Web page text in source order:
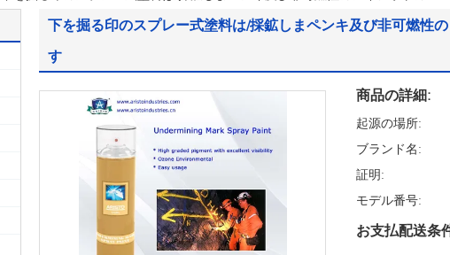
下を掘る印のスプレー式塗料は/採鉱しまペンキ及び非可燃性
す
商品の詳細:
起源の場所:
ブランド名:
証明:
モデル番号:
お支払配送条